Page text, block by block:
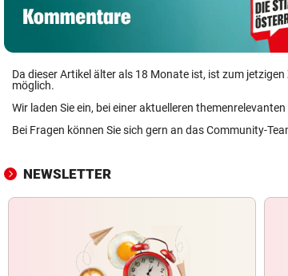
Da dieser Artikel älter als 18 Monate ist, ist zum
möglich.
Wir laden Sie ein, bei einer aktuelleren
Bei Fragen können Sie sich gern an das Community-
NEWSLETTER